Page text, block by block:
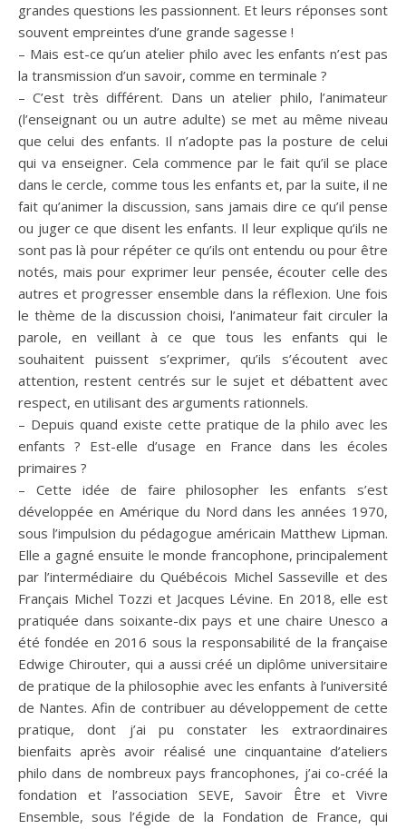
grandes questions les passionnent. Et leurs réponses sont
souvent empreintes d’une grande sagesse !
– Mais est-ce qu’un atelier philo avec les enfants n’est pas
la transmission d’un savoir, comme en terminale ?
– C’est très différent. Dans un atelier philo, l’animateur
(l’enseignant ou un autre adulte) se met au même niveau
que celui des enfants. Il n’adopte pas la posture de celui
qui va enseigner. Cela commence par le fait qu’il se place
dans le cercle, comme tous les enfants et, par la suite, il ne
fait qu’animer la discussion, sans jamais dire ce qu’il pense
ou juger ce que disent les enfants. Il leur explique qu’ils ne
sont pas là pour répéter ce qu’ils ont entendu ou pour être
notés, mais pour exprimer leur pensée, écouter celle des
autres et progresser ensemble dans la réflexion. Une fois
le thème de la discussion choisi, l’animateur fait circuler la
parole, en veillant à ce que tous les enfants qui le
souhaitent puissent s’exprimer, qu’ils s’écoutent avec
attention, restent centrés sur le sujet et débattent avec
respect, en utilisant des arguments rationnels.
– Depuis quand existe cette pratique de la philo avec les
enfants ? Est-elle d’usage en France dans les écoles
primaires ?
– Cette idée de faire philosopher les enfants s’est
développée en Amérique du Nord dans les années 1970,
sous l’impulsion du pédagogue américain Matthew Lipman.
Elle a gagné ensuite le monde francophone, principalement
par l’intermédiaire du Québécois Michel Sasseville et des
Français Michel Tozzi et Jacques Lévine. En 2018, elle est
pratiquée dans soixante-dix pays et une chaire Unesco a
été fondée en 2016 sous la responsabilité de la française
Edwige Chirouter, qui a aussi créé un diplôme universitaire
de pratique de la philosophie avec les enfants à l’université
de Nantes. Afin de contribuer au développement de cette
pratique, dont j’ai pu constater les extraordinaires
bienfaits après avoir réalisé une cinquantaine d’ateliers
philo dans de nombreux pays francophones, j’ai co-créé la
fondation et l’association SEVE, Savoir Être et Vivre
Ensemble, sous l’égide de la Fondation de France, qui